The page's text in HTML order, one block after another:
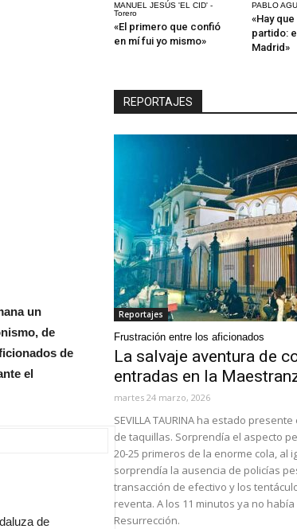
un
de
de
el
de
MANUEL JESÚS 'EL CID' -
Torero
«El primero que confió
en mí fui yo mismo»
PABLO
«Hay
partido:
Madrid»
REPORTAJES
Reportajes
Frustración entre los aficionados
La salvaje aventura de
entradas en la
martes 24 marzo, 2026
SEVILLA TAURINA ha estado
de taquillas. Sorprendía el aspecto
20-25 primeros de la enorme cola, al
sorprendía la ausencia de policías
transacción de efectivo y los
reventa. A los 11 minutos ya no
Resurrección.